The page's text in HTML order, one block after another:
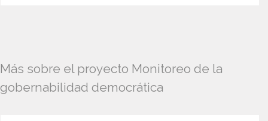
Más sobre el proyecto Monitoreo de la
gobernabilidad democrática